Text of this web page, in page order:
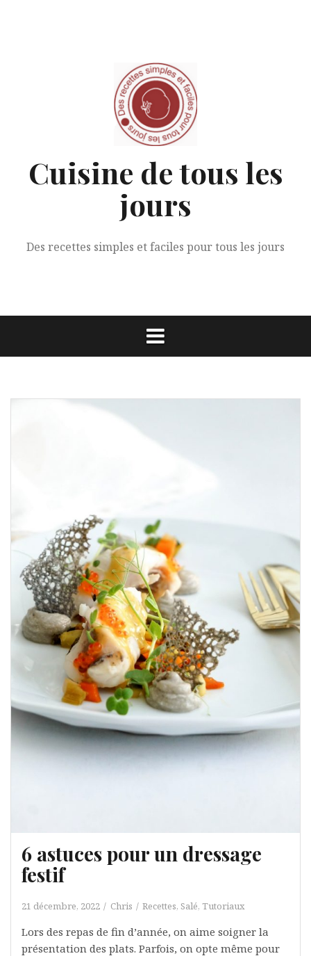
Cuisine de tous les
jours
Des recettes simples et faciles pour tous les jours
6 astuces pour un dressage
festif
21 décembre, 2022 Chris Recettes, Salé, Tutoriaux
Lors des repas de fin d’année, on aime soigner la
présentation des plats. Parfois, on opte même pour